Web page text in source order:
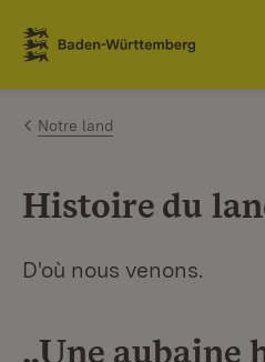
Sauter au contenu
Link zur Startseite
Notre land
Histoire du
D'où nous venons.
„Une aubaine